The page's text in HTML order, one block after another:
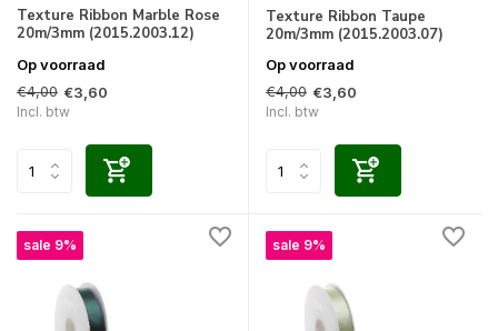
Texture Ribbon Marble Rose
20m/3mm (2015.2003.12)
Op voorraad
€4,00 €3,60
Incl. btw
Texture Ribbon Taupe
20m/3mm (2015.2003.07)
Op voorraad
€4,00 €3,60
Incl. btw
sale 9% sale 9%